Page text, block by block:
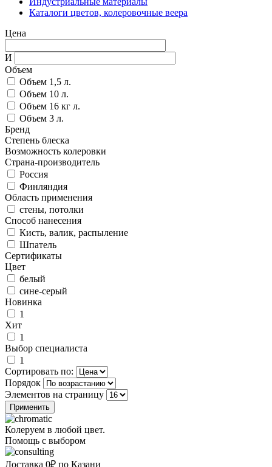
Каталоги цветов, колеровочные веера
Цена
И
Объем
Объем 1,5 л.
Объем 10 л.
Объем 16 кг л.
Объем 3 л.
Бренд
Степень блеска
Возможность колеровки
Страна-производитель
Россия
Финляндия
Область применения
стены, потолки
Способ нанесения
Кисть, валик, распыление
Шпатель
Сертификаты
Цвет
белый
сине-серый
Новинка
1
Хит
1
Выбор специалиста
1
Сортировать по:
Порядок
Элементов на страницу
Колеруем в любой цвет.
Помощь с выбором
Доставка 0₽ по Казани